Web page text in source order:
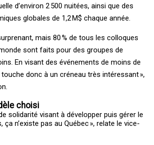
d’environ 2 500 nuitées, ainsi que des
globales de 1,2 M$ chaque année.
mais 80 % de tous les colloques
sont faits pour des groupes de
En visant des événements de moins de
donc à un créneau très intéressant »,
choisi
solidarité visant à développer puis gérer le
ça n’existe pas au ­Québec », relate le ­vice-